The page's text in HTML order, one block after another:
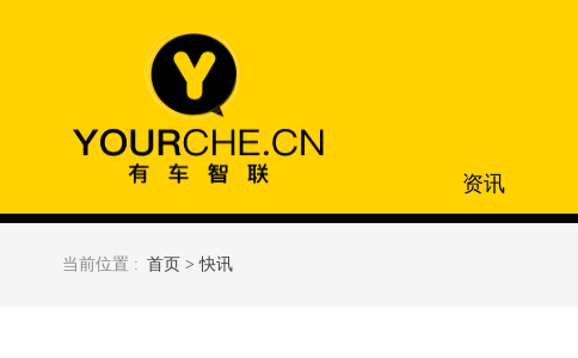
资讯
当前位置 : 首页 >快讯